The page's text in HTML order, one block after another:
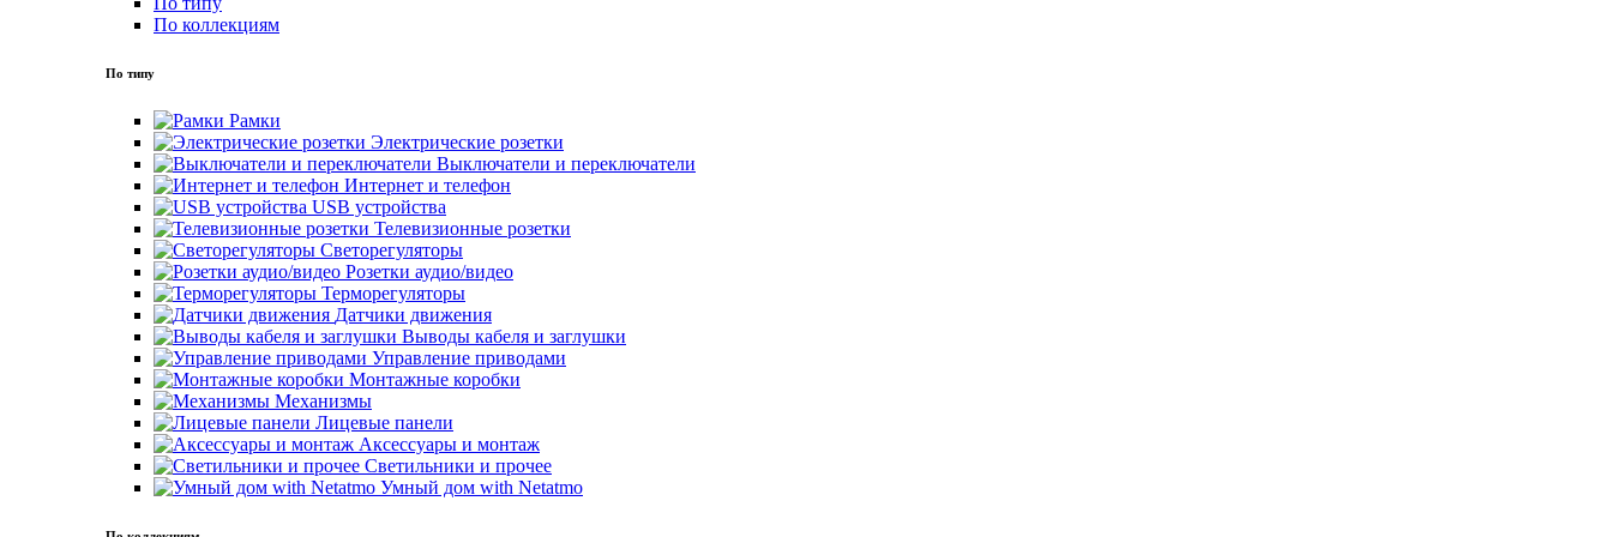
По коллекциям
По типу
Рамки
Электрические розетки
Выключатели и переключатели
Интернет и телефон
USB устройства
Телевизионные розетки
Светорегуляторы
Розетки аудио/видео
Терморегуляторы
Датчики движения
Выводы кабеля и заглушки
Управление приводами
Монтажные коробки
Механизмы
Лицевые панели
Аксессуары и монтаж
Светильники и прочее
Умный дом with Netatmo